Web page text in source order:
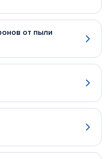
от пыли